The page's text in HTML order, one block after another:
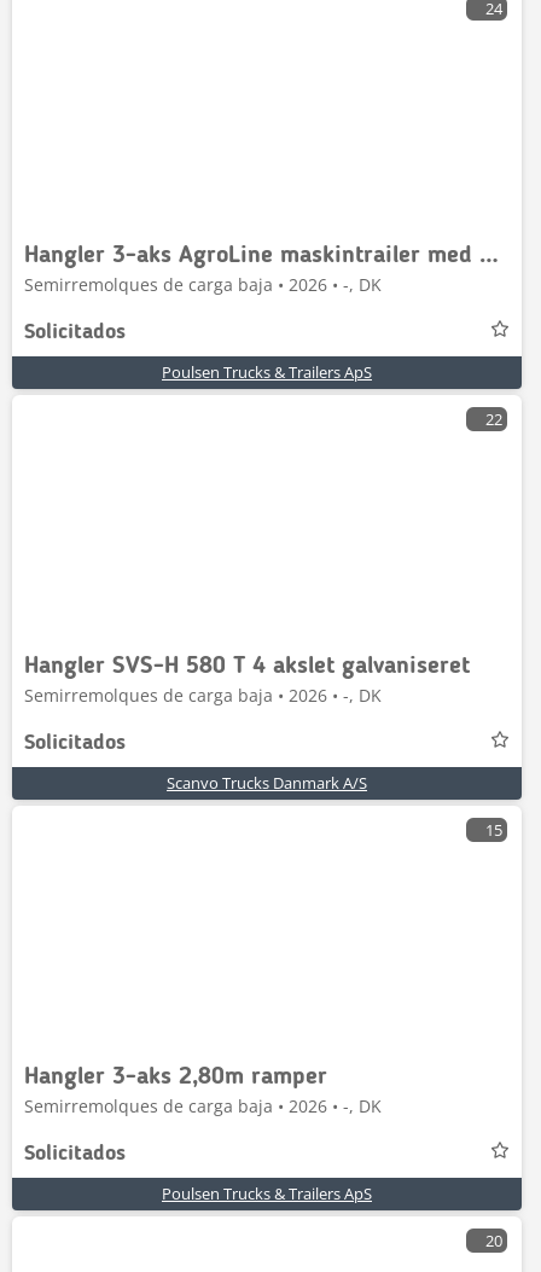
24
Hangler 3-aks AgroLine maskintrailer med hjulbrønde
Semirremolques de carga baja • 2026 • -, DK
Solicitados
Poulsen Trucks & Trailers ApS
22
Hangler SVS-H 580 T 4 akslet galvaniseret
Semirremolques de carga baja • 2026 • -, DK
Solicitados
Scanvo Trucks Danmark A/S
15
Hangler 3-aks 2,80m ramper
Semirremolques de carga baja • 2026 • -, DK
Solicitados
Poulsen Trucks & Trailers ApS
20